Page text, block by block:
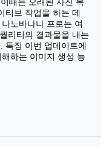
때는 오래된 사진 복
티브 작업을 하는 데
노바나나 프로는 여
리티의 결과물을 내는
특징 이번 업데이트에
하는 이미지 생성 능